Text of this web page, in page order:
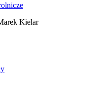
Kielar